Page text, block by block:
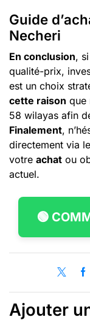
Guide
Necheri
En conclusion,
qualité-prix,
est un choix
cette raison que
58 wilayas afin
Finalement,
directement via
votre achat ou
actuel.
🟢
Ajouter